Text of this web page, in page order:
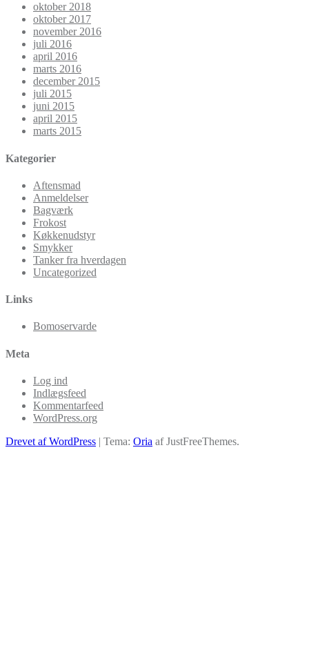
oktober 2018
oktober 2017
november 2016
juli 2016
april 2016
marts 2016
december 2015
juli 2015
juni 2015
april 2015
marts 2015
Kategorier
Aftensmad
Anmeldelser
Bagværk
Frokost
Køkkenudstyr
Smykker
Tanker fra hverdagen
Uncategorized
Links
Bomoservarde
Meta
Log ind
Indlægsfeed
Kommentarfeed
WordPress.org
Drevet af WordPress | Tema: Oria af JustFreeThemes.